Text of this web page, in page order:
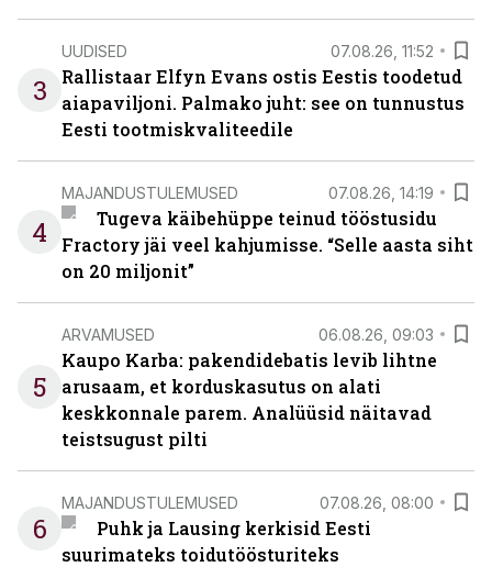
3
UUDISED 07.08.26, 11:52
Rallistaar Elfyn Evans ostis Eestis toodetud
aiapaviljoni. Palmako juht: see on tunnustus
Eesti tootmiskvaliteedile
4
MAJANDUSTULEMUSED 07.08.26, 14:19
Tugeva käibehüppe teinud tööstusidu
Fractory jäi veel kahjumisse. “Selle aasta siht
on 20 miljonit”
5
ARVAMUSED 06.08.26, 09:03
Kaupo Karba: pakendidebatis levib lihtne
arusaam, et korduskasutus on alati
keskkonnale parem. Analüüsid näitavad
teistsugust pilti
6
MAJANDUSTULEMUSED 07.08.26, 08:00
Puhk ja Lausing kerkisid Eesti
suurimateks toidutöösturiteks